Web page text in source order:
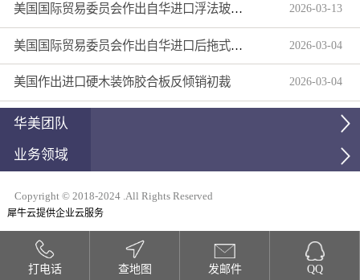
美国国际贸易委员会作出自华进口浮法玻璃制品双反产业损害终裁 2026-03-13
美国国际贸易委员会作出自华进口后拖式草地维护设备及相关零部件第三次反倾销日落复审产业损害终裁 2026-03-04
美国作出进口硬木装饰胶合板反倾销初裁 2026-03-04
华美团队
业务领域
Copyright © 2018-2024 .All Rights Reserved
犀牛云提供企业云服务
打电话 查地图 发邮件 QQ